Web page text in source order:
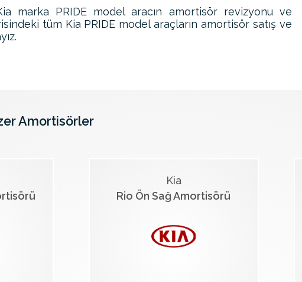
marka PRIDE model aracın amortisör revizyonu ve
tüm Kia PRIDE model araçların amortisör satış ve
Amortisörler
Kia
Rio Ön Sağ Amortisörü